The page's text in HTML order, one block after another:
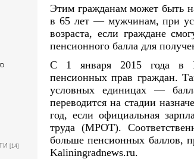
[14]
Этим гражданам может быть
в 65 лет — мужчинам, при
возраста, если граждане
пенсионного балла для
С 1 января 2015 года в
пенсионных прав граждан.
условных единицах —
переводится на стадии
год, если официальная
труда (МРОТ).
больше пенсионных баллов,
Kaliningradnews.ru.